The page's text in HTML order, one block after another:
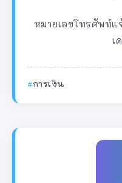
หมายเลขโทรศัพท์แ
เ
การเงิน